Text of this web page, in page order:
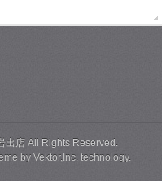
出店 All Rights Reserved.
byVektor,Inc. technology.